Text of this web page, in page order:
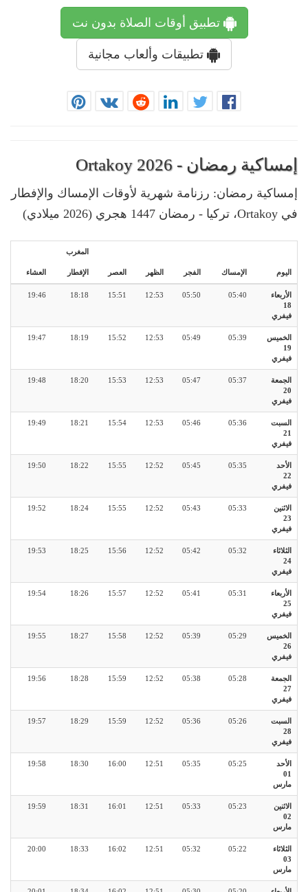
تطبيق أوقات الصلاة بدون نت
تطبيقات وألعاب مجانية
إمساكية رمضان - Ortakoy 2026
إمساكية رمضان: رزنامة شهرية لأوقات الإمساك والإفطار
في Ortakoy، تركيا - رمضان 1447 هجري (2026 ميلادي)
اليوم الإمساك الفجر الظهر العصر
المغرب
الإفطار العشاء
الأربعاء
18
فيفري
05:40
05:50
12:53
15:51
18:18
19:46
الخميس
19
فيفري
05:39
05:49
12:53
15:52
18:19
19:47
الجمعة
20
فيفري
05:37
05:47
12:53
15:53
18:20
19:48
السبت
21
فيفري
05:36
05:46
12:53
15:54
18:21
19:49
الأحد
22
فيفري
05:35
05:45
12:52
15:55
18:22
19:50
الاثنين
23
فيفري
05:33
05:43
12:52
15:55
18:24
19:52
الثلاثاء
24
فيفري
05:32
05:42
12:52
15:56
18:25
19:53
الأربعاء
25
فيفري
05:31
05:41
12:52
15:57
18:26
19:54
الخميس
26
فيفري
05:29
05:39
12:52
15:58
18:27
19:55
الجمعة
27
فيفري
05:28
05:38
12:52
15:59
18:28
19:56
السبت
28
فيفري
05:26
05:36
12:52
15:59
18:29
19:57
الأحد
01
مارس
05:25
05:35
12:51
16:00
18:30
19:58
الاثنين
02
مارس
05:23
05:33
12:51
16:01
18:31
19:59
الثلاثاء
03
مارس
05:22
05:32
12:51
16:02
18:33
20:00